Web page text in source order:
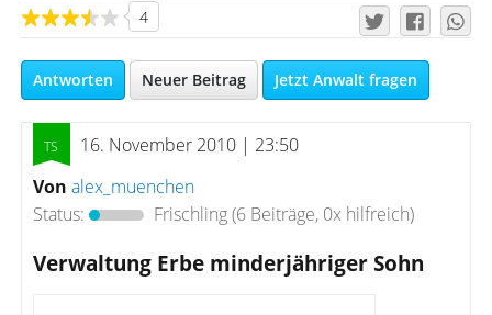
4
Antworten Neuer Beitrag Jetzt Anwalt fragen
16. November 2010 | 23:50
Von alex_muenchen
Status:
Frischling(6 Beiträge, 0x hilfreich)
Verwaltung Erbe minderjähriger Sohn